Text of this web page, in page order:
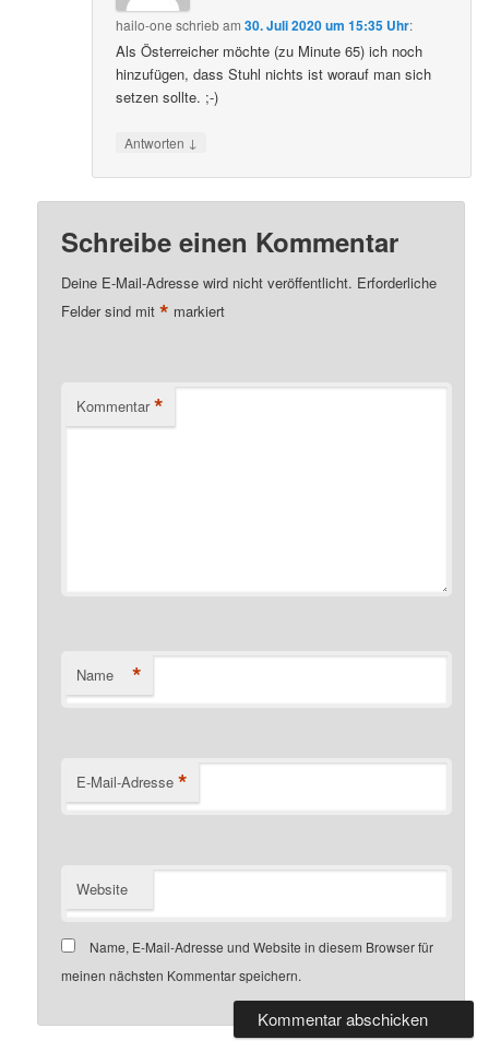
hailo-one schriebam30. Juli 2020 um 15:35 Uhr:
Als Österreicher möchte (zu Minute 65) ich noch
hinzufügen, dass Stuhl nichts ist worauf man sich
setzen sollte. ;-)
Antworten ↓
Schreibe einen Kommentar
Deine E-Mail-Adresse wird nicht veröffentlicht. Erforderliche
Felder sind mit* markiert
Kommentar *
Name *
E-Mail-Adresse *
Website
Name, E-Mail-Adresse und Website in diesem Browser für
meinen nächsten Kommentar speichern.